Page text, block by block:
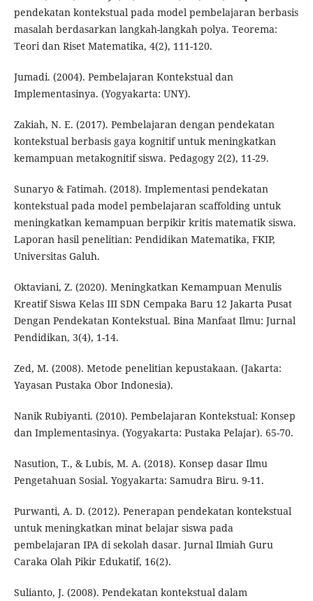
pendekatan kontekstual pada model pembelajaran berbasis
masalah berdasarkan langkah-langkah polya. Teorema:
Teori dan Riset Matematika, 4(2), 111-120.
Jumadi. (2004). Pembelajaran Kontekstual dan
Implementasinya. (Yogyakarta: UNY).
Zakiah, N. E. (2017). Pembelajaran dengan pendekatan
kontekstual berbasis gaya kognitif untuk meningkatkan
kemampuan metakognitif siswa. Pedagogy 2(2), 11-29.
Sunaryo & Fatimah. (2018). Implementasi pendekatan
kontekstual pada model pembelajaran scaffolding untuk
meningkatkan kemampuan berpikir kritis matematik siswa.
Laporan hasil penelitian: Pendidikan Matematika, FKIP,
Universitas Galuh.
Oktaviani, Z. (2020). Meningkatkan Kemampuan Menulis
Kreatif Siswa Kelas III SDN Cempaka Baru 12 Jakarta Pusat
Dengan Pendekatan Kontekstual. Bina Manfaat Ilmu: Jurnal
Pendidikan, 3(4), 1-14.
Zed, M. (2008). Metode penelitian kepustakaan. (Jakarta:
Yayasan Pustaka Obor Indonesia).
Nanik Rubiyanti. (2010). Pembelajaran Kontekstual: Konsep
dan Implementasinya. (Yogyakarta: Pustaka Pelajar). 65-70.
Nasution, T., & Lubis, M. A. (2018). Konsep dasar Ilmu
Pengetahuan Sosial. Yogyakarta: Samudra Biru. 9-11.
Purwanti, A. D. (2012). Penerapan pendekatan kontekstual
untuk meningkatkan minat belajar siswa pada
pembelajaran IPA di sekolah dasar. Jurnal Ilmiah Guru
Caraka Olah Pikir Edukatif, 16(2).
Sulianto, J. (2008). Pendekatan kontekstual dalam